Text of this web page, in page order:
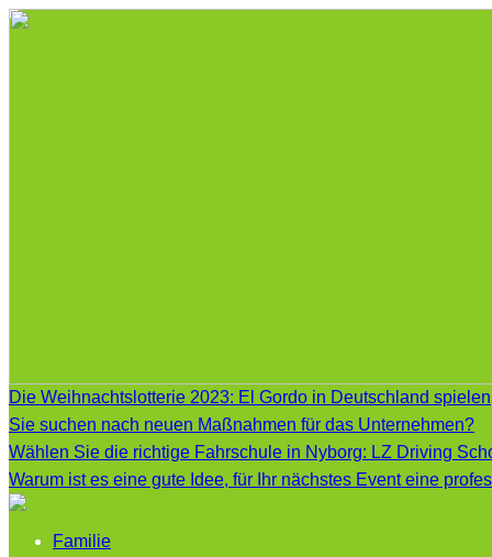
Die Weihnachtslotterie 2023: El Gordo in Deutschland spielen
Sie suchen nach neuen Maßnahmen für das Unternehmen?
Wählen Sie die richtige Fahrschule in Nyborg: LZ Driving
Warum ist es eine gute Idee, für Ihr nächstes Event eine
Familie